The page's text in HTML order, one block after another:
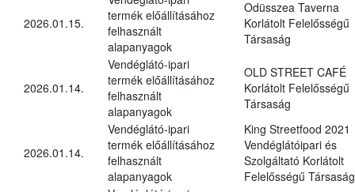
2026.01.15.
termék előállításához
felhasznált
alapanyagok
Odüsszea Taverna
Korlátolt Felelősségű
Társaság
2026.01.14.
Vendéglátó-ipari
termék előállításához
felhasznált
alapanyagok
OLD STREET CAFÉ
Korlátolt Felelősségű
Társaság
2026.01.14.
Vendéglátó-ipari
termék előállításához
felhasznált
alapanyagok
King Streetfood 2021
Vendéglátóipari és
Szolgáltató Korlátolt
Felelősségű Társaság